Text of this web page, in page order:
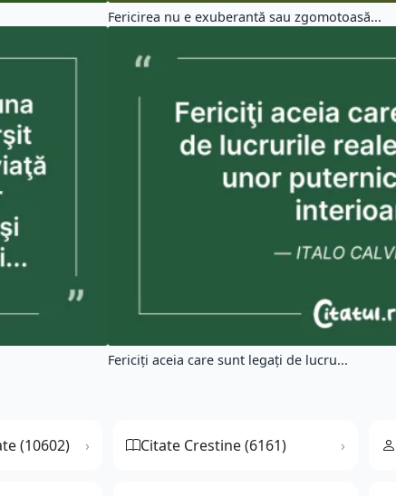
Fericirea nu e exuberantă sau zgomotoasă...
Fericiţi aceia care sunt legaţi de lucru...
(10602) Citate Crestine (6161)